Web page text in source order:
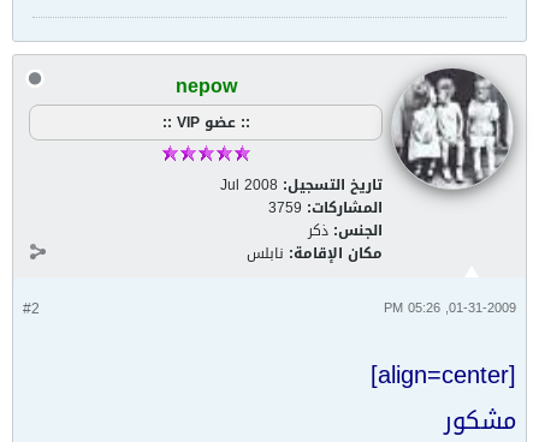
nepow
:: عضو VIP ::
تاريخ التسجيل: Jul 2008
المشاركات: 3759
الجنس: ذكر
مكان الإقامة: نابلس
#2 01-31-2009, 05:26 PM
[align=center]
مشكور